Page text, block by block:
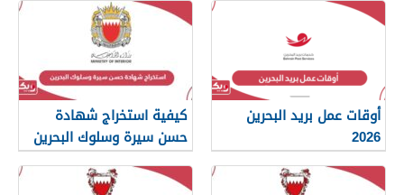
أوقات عمل بريد البحرين
2026
كيفية استخراج شهادة
حسن سيرة وسلوك البحرين
2026